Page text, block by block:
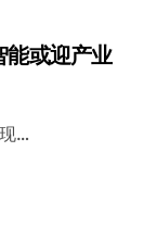
能或迎产业
…